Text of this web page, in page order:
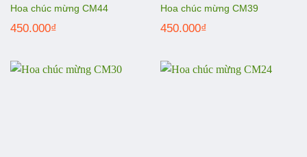
Hoa chúc mừng CM44
450.000₫
Hoa chúc mừng CM39
450.000₫